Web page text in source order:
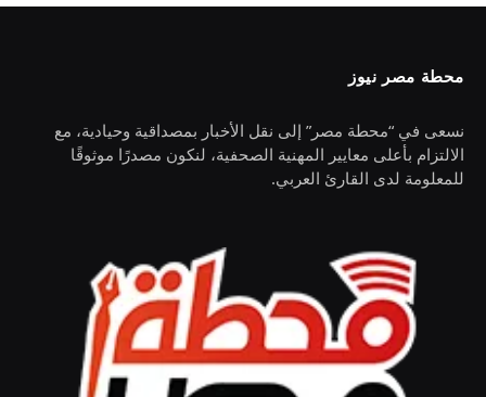
محطة مصر نيوز
نسعى في “محطة مصر” إلى نقل الأخبار بمصداقية وحيادية، مع
الالتزام بأعلى معايير المهنية الصحفية، لنكون مصدرًا موثوقًا
للمعلومة لدى القارئ العربي.